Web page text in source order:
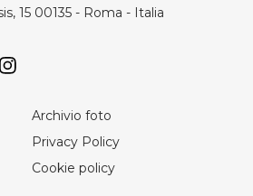
15 00135 - Roma - Italia
Archivio foto
Privacy Policy
Cookie policy